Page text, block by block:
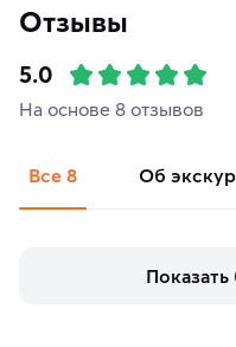
Отзывы
5.0
На основе 8 отзывов
Все 8 об